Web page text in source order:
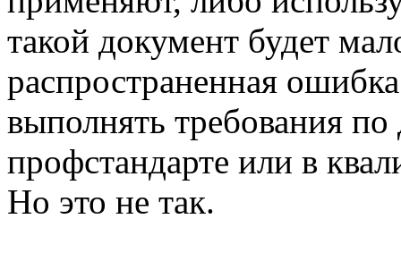
такой документ будет
распространенная
выполнять требования
профстандарте или в
Но это не так.